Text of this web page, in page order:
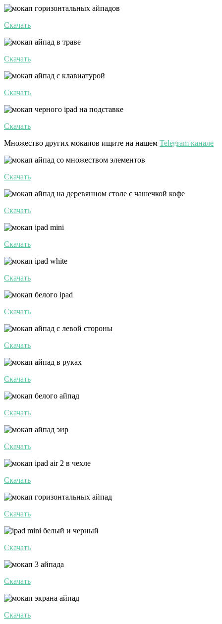
Скачать
Скачать
Скачать
Скачать
Множество других мокапов ищите на нашем Telegram канале
Скачать
Скачать
Скачать
Скачать
Скачать
Скачать
Скачать
Скачать
Скачать
Скачать
Скачать
Скачать
Скачать
Скачать